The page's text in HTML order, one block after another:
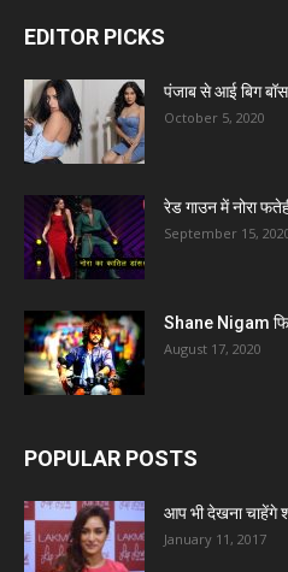
EDITOR PICKS
पंजाब से आई बिग
October 5, 2020
रेड गाउन में नोरा
September 15,
Shane Nigam
August 17, 2020
POPULAR POSTS
आप भी देखना चाहेंगे
January 11, 2017